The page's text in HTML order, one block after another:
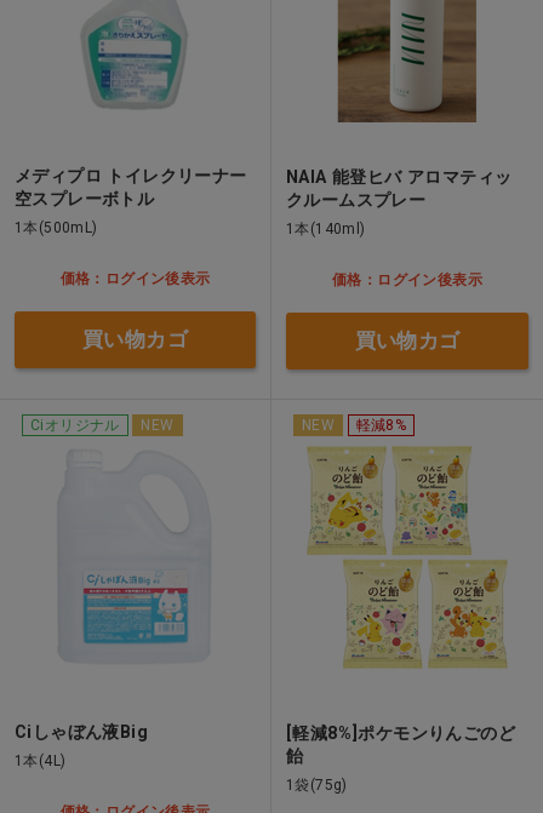
メディプロ トイレクリーナー
空スプレーボトル
1本(500mL)
価格：ログイン後表示
買い物カゴ
NAIA 能登ヒバ アロマティッ
クルームスプレー
1本(140ml)
価格：ログイン後表示
買い物カゴ
Ciオリジナル NEW
Ciしゃぼん液Big
1本(4L)
NEW 軽減8%
[軽減8%]ポケモンりんごのど
飴
1袋(75g)